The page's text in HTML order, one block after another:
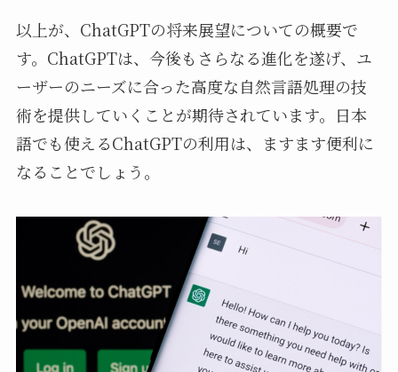
以上が、ChatGPTの将来展望についての概要で
す。ChatGPTは、今後もさらなる進化を遂げ、ユ
ーザーのニーズに合った高度な自然言語処理の技
術を提供していくことが期待されています。日本
語でも使えるChatGPTの利用は、ますます便利に
なることでしょう。